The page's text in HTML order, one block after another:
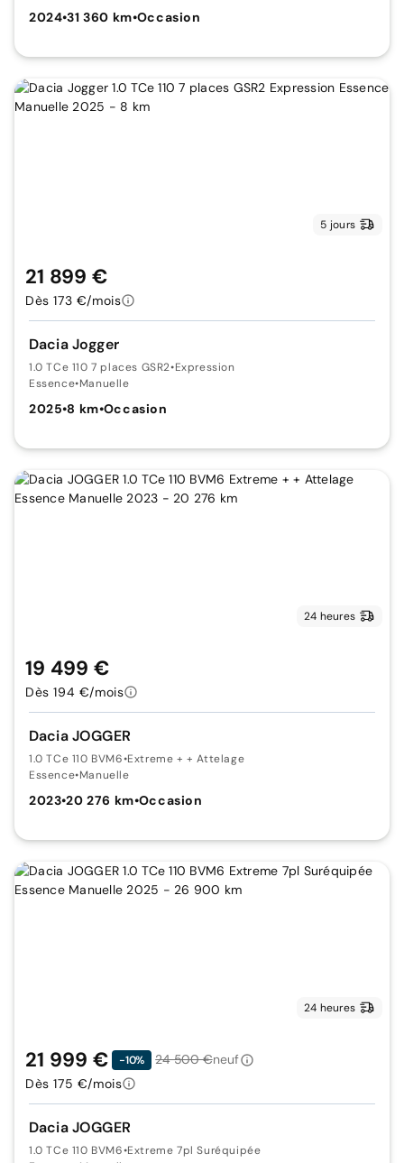
2024•31 360 km•Occasion
5 jours
Dacia Jogger
1.0 TCe 110 7 places GSR2•Expression
Essence•Manuelle
2025•8 km•Occasion
21 899 €
Dès 173 €/mois
24 heures
Dacia JOGGER
1.0 TCe 110 BVM6•Extreme + + Attelage
Essence•Manuelle
2023•20 276 km•Occasion
19 499 €
Dès 194 €/mois
24 heures
Dacia JOGGER
1.0 TCe 110 BVM6•Extreme 7pl Suréquipée
21 999 € -10% 24 500 €neuf
Dès 175 €/mois